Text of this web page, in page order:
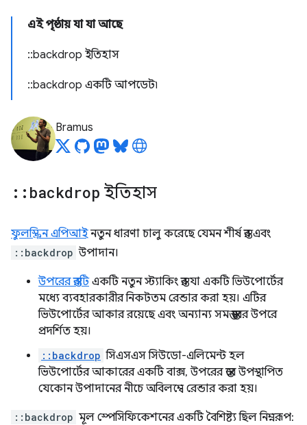
এই পৃষ্ঠায় যা যা আছে
::backdrop ইতিহাস
::backdrop একটি আপডেট৷
Bramus
:: backdrop ইতিহাস
ফুলস্ক্রিন এপিআইনতুন ধারণা চালু করেছে যেমন শীর্ষ স্তর এবং
::backdrop উপাদান।
উপরের স্তরটিএকটি নতুন স্ট্যাকিং স্তর যা একটি ভিউপোর্টের
মধ্যে ব্যবহারকারীর নিকটতম রেন্ডার করা হয়। এটির
ভিউপোর্টের আকার রয়েছে এবং অন্যান্য সমস্ত স্তরের উপরে
প্রদর্শিত হয়।
::backdrop সিএসএস সিউডো-এলিমেন্ট হল
ভিউপোর্টের আকারের একটি বাক্স, উপরের স্তরে উপস্থাপিত
যেকোন উপাদানের নীচে অবিলম্বে রেন্ডার করা হয়।
::backdrop মূল স্পেসিফিকেশনের একটি বৈশিষ্ট্য ছিল নিম্নরূপ: